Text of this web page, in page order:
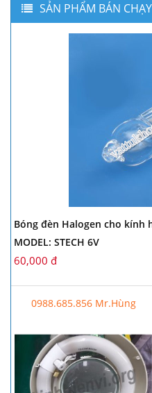
SẢN PHẨM BÁN
Bóng đèn Halogen cho kính
MODEL: STECH 6V
60,000 đ
0988.685.856 Mr.Hùng